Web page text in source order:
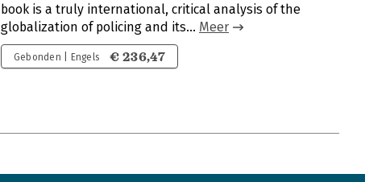
book is a truly international, critical analysis of the
globalization of policing and its... Meer
Gebonden | Engels € 236,47